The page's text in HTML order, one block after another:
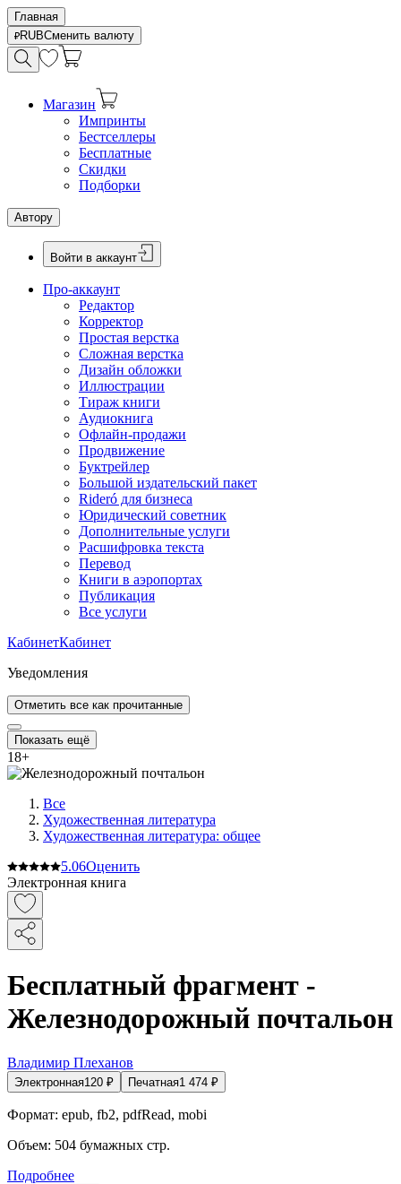
Главная
RUBСменить валюту
Магазин
Импринты
Бестселлеры
Бесплатные
Скидки
Подборки
Автору
Войти в аккаунт
Про-аккаунт
Редактор
Корректор
Простая верстка
Сложная верстка
Дизайн обложки
Иллюстрации
Тираж книги
Аудиокнига
Офлайн-продажи
Продвижение
Буктрейлер
Большой издательский пакет
Rideró для бизнеса
Юридический советник
Дополнительные услуги
Расшифровка текста
Перевод
Книги в аэропортах
Публикация
Все услуги
КабинетКабинет
Уведомления
Отметить все как прочитанные
Показать ещё
18+
Все
Художественная литература
Художественная литература: общее
5.06Оценить
Электронная книга
Бесплатный фрагмент -
Железнодорожный почтальон
Владимир Плеханов
Электронная120 ₽ Печатная1 474 ₽
Формат: epub, fb2, pdfRead, mobi
Объем: 504 бумажных стр.
Подробнее